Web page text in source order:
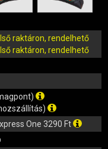
raktáron, rendelhető
raktáron, rendelhető
One 3290 Ft